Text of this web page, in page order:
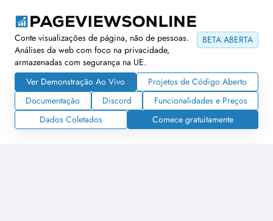
BETA ABERTA
Conte visualizações de página, não de pessoas.
Análises da web com foco na privacidade,
armazenadas com segurança na UE.
Ver Demonstração Ao Vivo
Projetos de Código Aberto
Documentação
Discord
Funcionalidades e Preços
Dados Coletados
Comece gratuitamente